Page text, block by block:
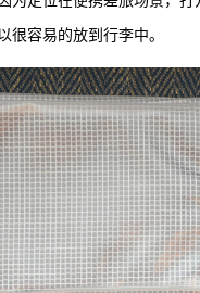
很容易的放到行李中。